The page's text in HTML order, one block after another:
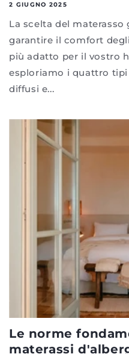
2 GIUGNO 2025
La scelta del materasso
garantire il comfort
più adatto per il vostro
esploriamo i quattro
diffusi e...
Le norme
materassi